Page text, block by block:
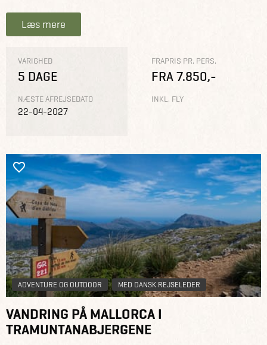
Læs mere
VARIGHED
5 DAGE
NÆSTE AFREJSEDATO
22-04-2027
FRAPRIS PR. PERS.
FRA 7.850,-
INKL. FLY
ADVENTURE OG OUTDOOR MED DANSK REJSELEDER
VANDRING PÅ MALLORCA I
TRAMUNTANABJERGENE